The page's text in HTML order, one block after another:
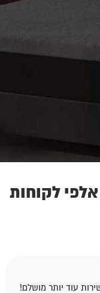
אלפי לקוחות
עוד יותר מושלם!